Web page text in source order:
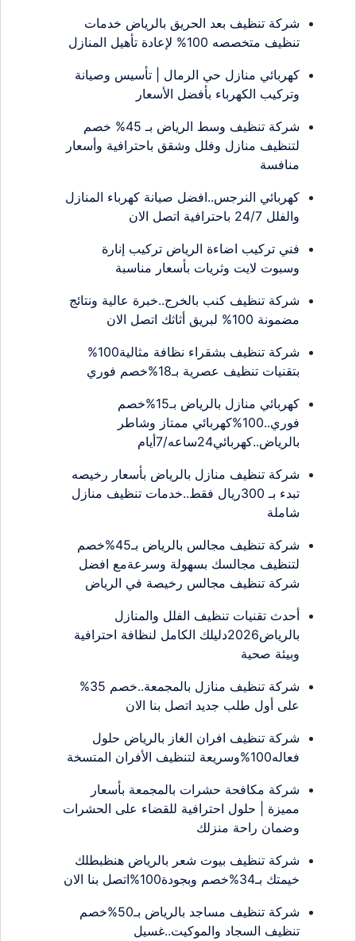
شركة تنظيف بعد الحريق بالرياض خدمات
تنظيف متخصصه 100% لإعادة تأهيل المنازل
كهربائي منازل حي الرمال | تأسيس وصيانة
وتركيب الكهرباء بأفضل الأسعار
شركة تنظيف وسط الرياض بـ 45% خصم
لتنظيف منازل وفلل وشقق باحترافية وأسعار
منافسة
كهربائي النرجس..افضل صيانة كهرباء المنازل
والفلل 24/7 باحترافية اتصل الان
فني تركيب اضاءة الرياض تركيب إنارة
وسبوت لايت وثريات بأسعار مناسبة
شركة تنظيف كنب بالخرج..خبرة عالية ونتائج
مضمونة 100% لبريق أثاثك اتصل الان
شركة تنظيف بشقراء نظافة مثالية100%
بتقنيات تنظيف عصرية بـ18%خصم فوري
كهربائي منازل بالرياض بـ15%خصم
فوري..100%كهربائي ممتاز وشاطر
بالرياض..كهربائي24ساعه/7أيام
شركة تنظيف منازل بالرياض بأسعار رخيصه
تبدء بـ 300ريال فقط..خدمات تنظيف منازل
شاملة
شركة تنظيف مجالس بالرياض بـ45%خصم
لتنظيف مجالسك بسهولة وسرعةمع افضل
شركة تنظيف مجالس رخيصة في الرياض
أحدث تقنيات تنظيف الفلل والمنازل
بالرياض2026دليلك الكامل لنظافة احترافية
وبيئة صحية
شركة تنظيف منازل بالمجمعة..خصم 35%
على أول طلب جديد اتصل بنا الان
شركة تنظيف افران الغاز بالرياض حلول
فعاله100%وسريعة لتنظيف الأفران المتسخة
شركة مكافحة حشرات بالمجمعة بأسعار
مميزة | حلول احترافية للقضاء على الحشرات
وضمان راحة منزلك
شركة تنظيف بيوت شعر بالرياض هنظبطلك
خيمتك بـ34%خصم وبجودة100%اتصل بنا الان
شركة تنظيف مساجد بالرياض بـ50%خصم
تنظيف السجاد والموكيت..غسيل